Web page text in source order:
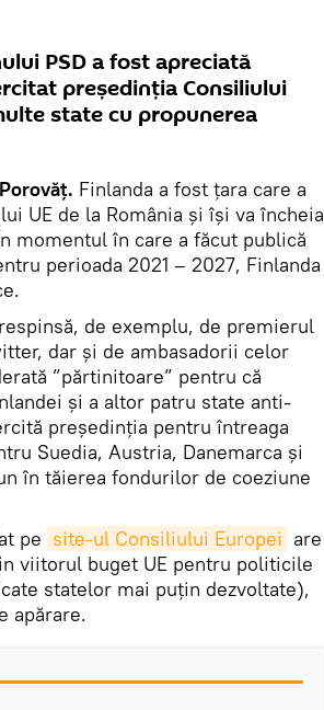
PSD a fost apreciată
președinția Consiliului
state cu propunerea
Finlanda a fost țara care a
UE de la România și își va încheia
momentul în care a făcut publică
perioada 2021 – 2027, Finlanda
de exemplu, de premierul
dar și de ambasadorii celor
”părtinitoare” pentru că
și a altor patru state anti-
președinția pentru întreaga
Suedia, Austria, Danemarca și
în tăierea fondurilor de coeziune
pe site-ul Consiliului Europei are
viitorul buget UE pentru politicile
statelor mai puțin dezvoltate),
apărare.